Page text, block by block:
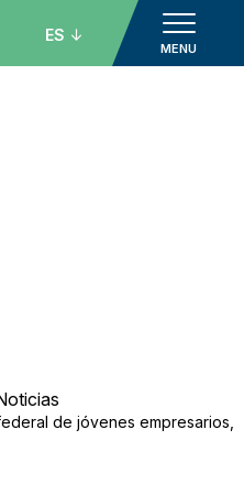
MENU
ES
de jóvenes empresarios,